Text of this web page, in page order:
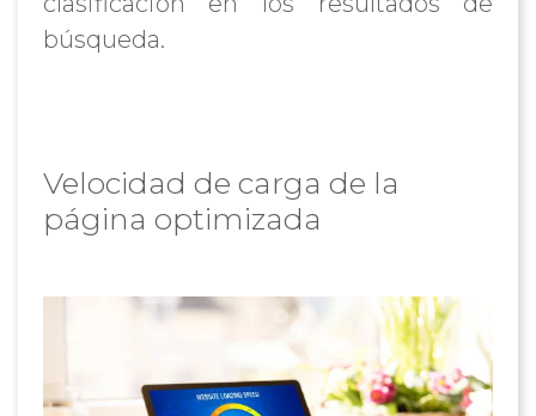
búsqueda.
Velocidad de carga de la
página optimizada